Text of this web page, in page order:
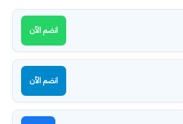
انضم الآن
انضم الآن